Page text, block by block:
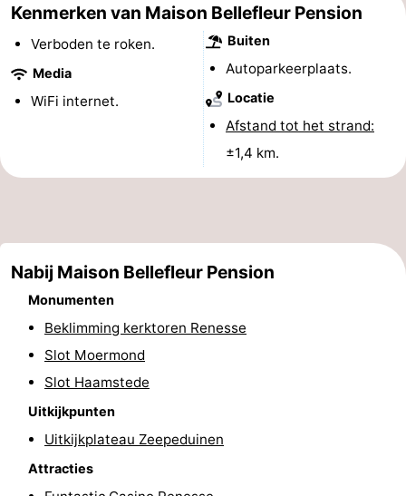
Port
Greve
-
Port
Hof
Haamstede
Schouwse
-
Haert
Wijde
Village
Zeeuwse
Kust
Zonnedorp
Kenmerken van Maison Bellefleur Pension
Verboden te roken.
Media
WiFi internet.
Buiten
Autoparkeerplaats.
Locatie
Afstand tot het strand:
±1,4 km.
Nabij Maison Bellefleur Pension
Monumenten
Beklimming kerktoren Renesse
Slot Moermond
Slot Haamstede
Uitkijkpunten
Uitkijkplateau Zeepeduinen
Attracties